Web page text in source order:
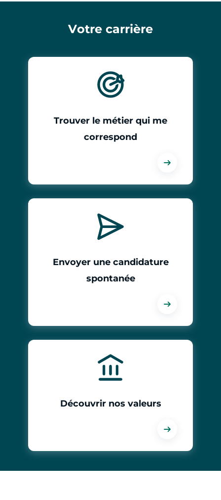
Votre carrière
Trouver le métier qui me
correspond
Envoyer une candidature
spontanée
Découvrir nos valeurs